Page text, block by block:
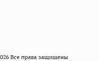
Все права защищены